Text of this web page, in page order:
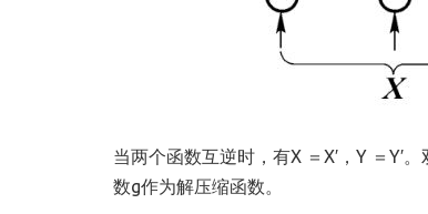
当两个函数互逆时，有X ＝X′，Y ＝Y′
数g作为解压缩函数。